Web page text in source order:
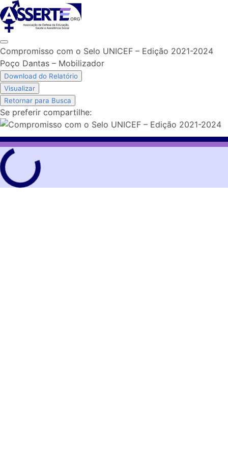
Skip
to
content
Compromisso com o Selo UNICEF – Edição 2021-2024
Poço Dantas – Mobilizador
Download do Relatório
Visualizar
Retornar para Busca
Se preferir compartilhe: